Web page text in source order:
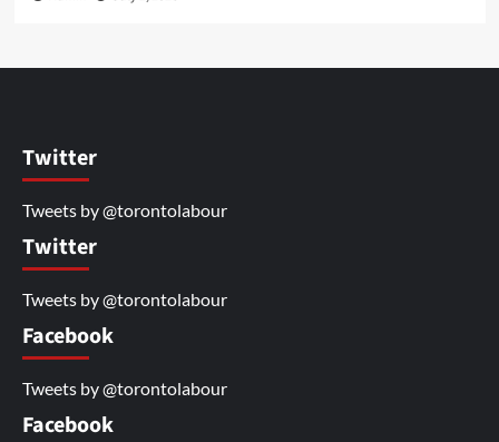
Twitter
Tweets by @torontolabour
Twitter
Tweets by @torontolabour
Facebook
Tweets by @torontolabour
Facebook